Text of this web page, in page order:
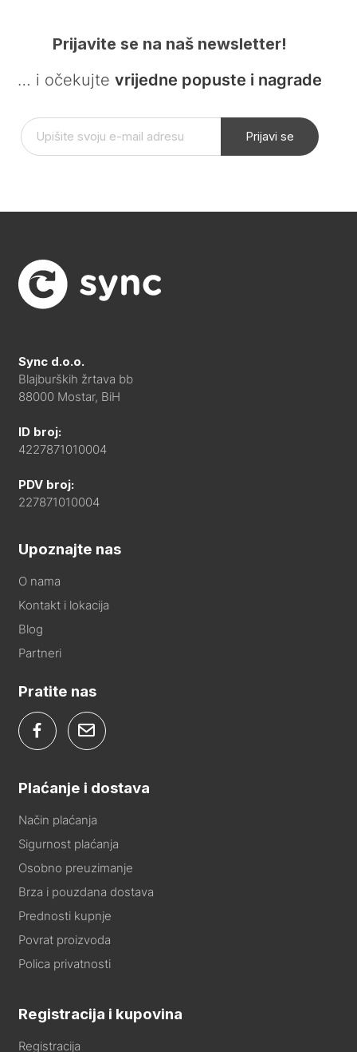
Prijavite se na naš newsletter!
… i očekujte vrijedne popuste i nagrade
Prijavi se
Sync d.o.o.
Blajburških žrtava bb
88000 Mostar, BiH
ID broj:
4227871010004
PDV broj:
227871010004
Upoznajte nas
O nama
Kontakt i lokacija
Blog
Partneri
Pratite nas
Plaćanje i dostava
Način plaćanja
Sigurnost plaćanja
Osobno preuzimanje
Brza i pouzdana dostava
Prednosti kupnje
Povrat proizvoda
Polica privatnosti
Registracija i kupovina
Registracija